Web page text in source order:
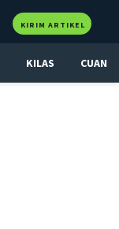
KIRIM ARTIKEL
KILAS CUAN